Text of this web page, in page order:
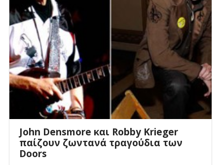
John Densmore και Robby Krieger
παίζουν ζωντανά τραγούδια των
Doors